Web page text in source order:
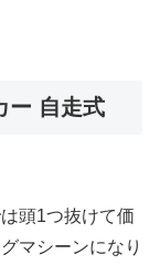
ー 自走式
頭1つ抜けて価
マシーンになり